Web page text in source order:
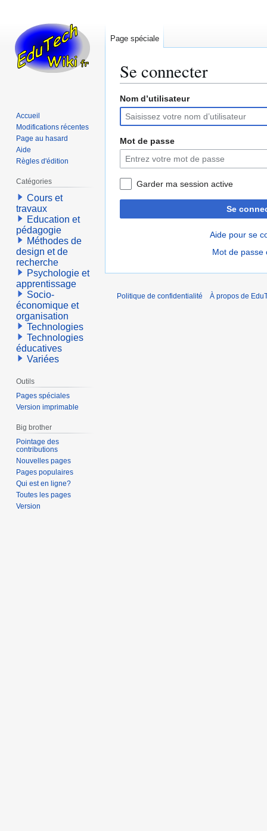
Se connecter
Aller
la
navigation
Aller
la
recherche
Nom d’utilisateur
Mot de passe
Garder ma session active
Se
Aide pour se
Mot de passe
Page spéciale
Accueil
Modifications récentes
Page au hasard
Aide
Règles d'édition
Catégories
Cours et
travaux
Education et
pédagogie
Méthodes de
design et de
recherche
Psychologie et
apprentissage
Socio-
économique et
organisation
Technologies
Technologies
éducatives
Variées
Outils
Pages spéciales
Version imprimable
Big brother
Pointage des
contributions
Nouvelles pages
Pages populaires
Qui est en ligne?
Toutes les pages
Version
Politique de confidentialité À propos de